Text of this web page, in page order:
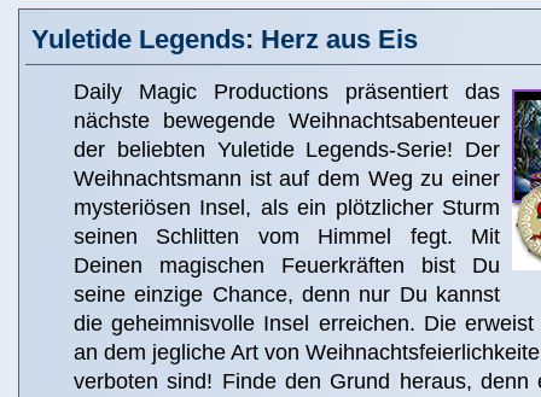
Yuletide Legends: Herz aus Eis
Daily Magic Productions präsentiert das
nächste bewegende Weihnachtsabenteuer
der beliebten Yuletide Legends-Serie! Der
Weihnachtsmann ist auf dem Weg zu einer
mysteriösen Insel, als ein plötzlicher Sturm
seinen Schlitten vom Himmel fegt. Mit
Deinen magischen Feuerkräften bist Du
seine einzige Chance, denn nur Du kannst
die geheimnisvolle Insel erreichen. Die
an dem jegliche Art von
verboten sind! Finde den Grund heraus, denn